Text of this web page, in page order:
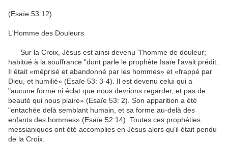
(Esaïe 53:12)
L'Homme des Douleurs
Sur la Croix, Jésus est ainsi devenu "l'homme de douleur;
habitué à la souffrance "dont parle le prophète Isaïe l'avait prédit.
Il était «méprisé et abandonné par les hommes» et «frappé par
Dieu et humilié» (Esaïe 53: 3-4) Il est devenu celui qui a
"aucune forme ni éclat que nous devrions regarder, et pas de
beauté qui nous plaire» (Esaïe 53: 2) Son apparition a été
"entachée delà semblant humain et sa forme au-delà des
enfants des hommes» (Esaïe 52:14) Toutes ces prophéties
messianiques ont été accomplies en Jésus alors qu'il était pendu
de la Croix